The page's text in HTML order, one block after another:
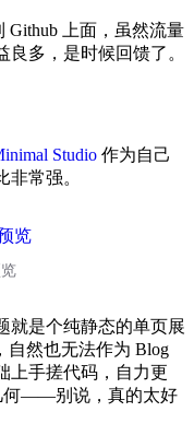
Github 上面，虽然流量
多，是时候回馈了。
Studio 作为自己
常强。
就是个纯静态的单页展
自然也无法作为 Blog
上手搓代码，自力更
何——别说，真的太好